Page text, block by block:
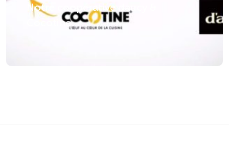
Notre coopérative daucy &
Cocotine